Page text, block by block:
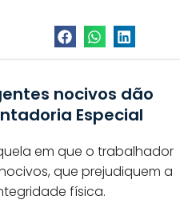
nocivos dão
Especial
em que o trabalhador
que prejudiquem a
física.